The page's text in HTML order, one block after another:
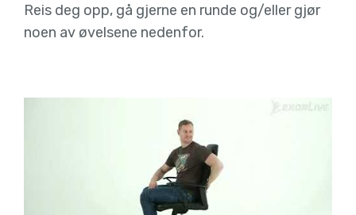
Reis deg opp, gå gjerne en runde og/eller gjør
noen av øvelsene nedenfor.